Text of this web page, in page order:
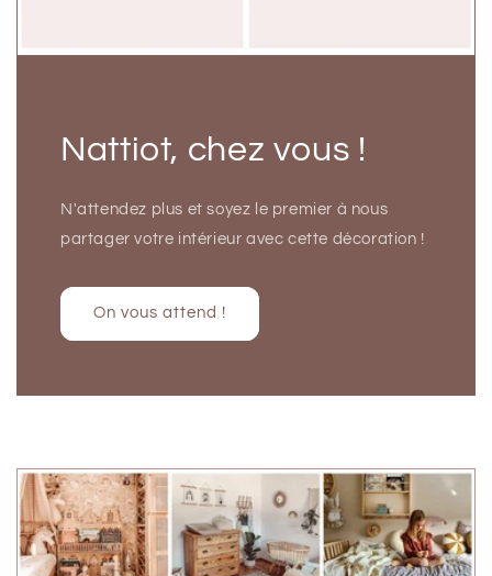
Nattiot, chez vous !
N'attendez plus et soyez le premier à nous
partager votre intérieur avec cette décoration !
On vous attend !